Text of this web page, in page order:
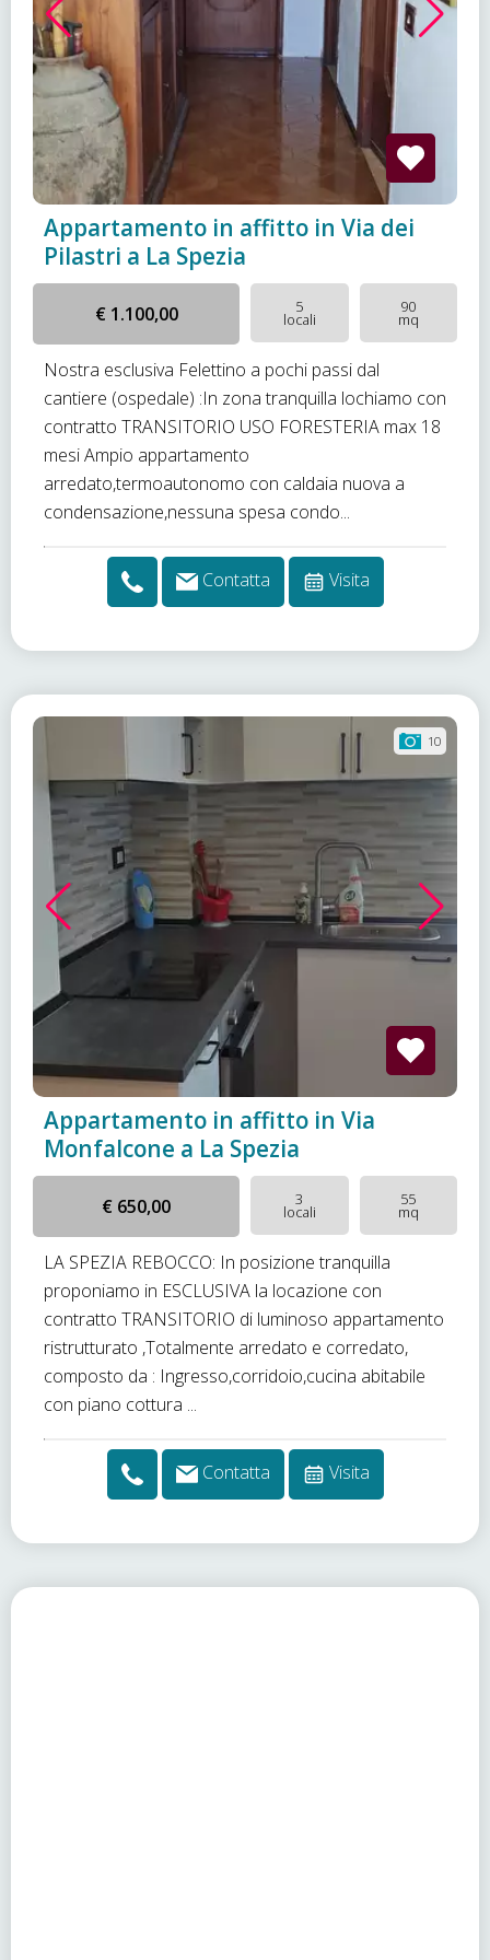
Appartamento in affitto in Via dei
Pilastri a La Spezia
€ 1.100,00 5
locali
90
mq
Nostra esclusiva Felettino a pochi passi dal
cantiere (ospedale) :In zona tranquilla lochiamo con
contratto TRANSITORIO USO FORESTERIA max 18
mesi Ampio appartamento
arredato,termoautonomo con caldaia nuova a
condensazione,nessuna spesa condo...
Contatta Visita
10
Appartamento in affitto in Via
Monfalcone a La Spezia
€ 650,00 3
locali
55
mq
LA SPEZIA REBOCCO: In posizione tranquilla
proponiamo in ESCLUSIVA la locazione con
contratto TRANSITORIO di luminoso appartamento
ristrutturato ,Totalmente arredato e corredato,
composto da : Ingresso,corridoio,cucina abitabile
con piano cottura ...
Contatta Visita